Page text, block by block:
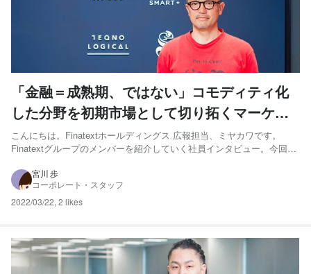
「金融＝成熟期、ではない」コモディティ化
した分野を初期市場として切り拓くマーケテ
ィングチームのこれから
こんにちは。Finatextホールディングス 広報担当、ミヤカワです。
Finatextグループのメンバーを紹介していく社員インタビュー。今回
をうかがいました！ 小林 愛典 - 株式会社Finatext マーケティング責任
者 ITベンダーでのマーケ...
宮川 歩
コーポレート・スタッフ
2022/03/22, 2 likes